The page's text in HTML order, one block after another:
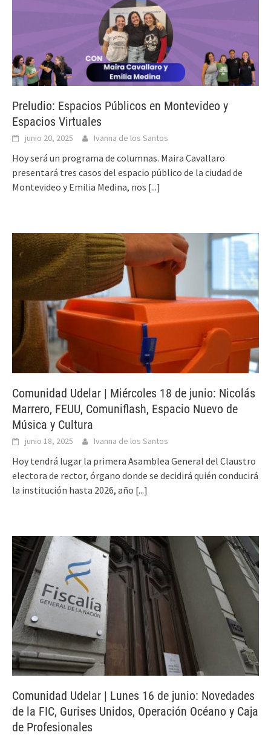
Preludio: Espacios Públicos en Montevideo y
Espacios Virtuales
junio 20, 2025 Ivanna de los Santos
Hoy será un programa de columnas. Maira Cavallaro
presentará tres casos del espacio público de la ciudad de
Montevideo y Emilia Medina, nos [...]
Comunidad Udelar | Miércoles 18 de junio: Nicolás
Marrero, FEUU, Comuniflash, Espacio Nuevo de
Música y Cultura
junio 18, 2025 Ivanna de los Santos
Hoy tendrá lugar la primera Asamblea General del Claustro
electora de rector, órgano donde se decidirá quién conducirá
la institución hasta 2026, año [...]
Comunidad Udelar | Lunes 16 de junio: Novedades
de la FIC, Gurises Unidos, Operación Océano y Caja
de Profesionales